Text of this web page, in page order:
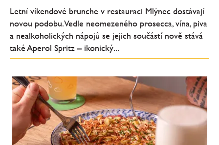
Letní víkendové brunche v restauraci Mlýnec dostávají
novou podobu. Vedle neomezeného prosecca, vína, piva
a nealkoholických nápojů se jejich součástí nově stává
také Aperol Spritz – ikonický...